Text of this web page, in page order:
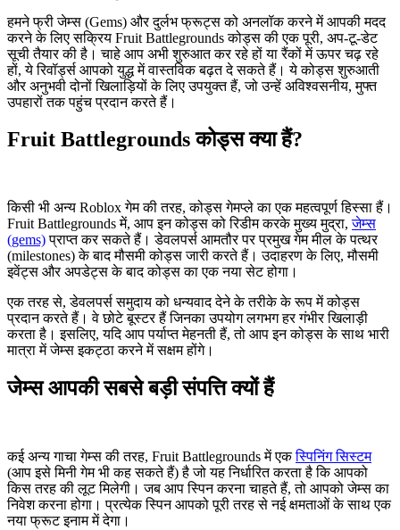
हमने फ्री जेम्स (Gems) और दुर्लभ फ्रूट्स को अनलॉक करने में आपकी मदद
करने के लिए सक्रिय Fruit Battlegrounds कोड्स की एक पूरी, अप-टू-डेट
सूची तैयार की है। चाहे आप अभी शुरुआत कर रहे हों या रैंकों में ऊपर चढ़ रहे
हों, ये रिवॉर्ड्स आपको युद्ध में वास्तविक बढ़त दे सकते हैं। ये कोड्स शुरुआती
और अनुभवी दोनों खिलाड़ियों के लिए उपयुक्त हैं, जो उन्हें अविश्वसनीय, मुफ्त
उपहारों तक पहुंच प्रदान करते हैं।
Fruit Battlegrounds कोड्स क्या हैं?
किसी भी अन्य Roblox गेम की तरह, कोड्स गेमप्ले का एक महत्वपूर्ण हिस्सा हैं।
Fruit Battlegrounds में, आप इन कोड्स को रिडीम करके मुख्य मुद्रा,जेम्स
(gems)प्राप्त कर सकते हैं। डेवलपर्स आमतौर पर प्रमुख गेम मील के पत्थर
(milestones) के बाद मौसमी कोड्स जारी करते हैं। उदाहरण के लिए, मौसमी
इवेंट्स और अपडेट्स के बाद कोड्स का एक नया सेट होगा।
एक तरह से, डेवलपर्स समुदाय को धन्यवाद देने के तरीके के रूप में कोड्स
प्रदान करते हैं। वे छोटे बूस्टर हैं जिनका उपयोग लगभग हर गंभीर खिलाड़ी
करता है। इसलिए, यदि आप पर्याप्त मेहनती हैं, तो आप इन कोड्स के साथ भारी
मात्रा में जेम्स इकट्ठा करने में सक्षम होंगे।
जेम्स आपकी सबसे बड़ी संपत्ति क्यों हैं
कई अन्य गाचा गेम्स की तरह, Fruit Battlegrounds में एकस्पिनिंग सिस्टम
(आप इसे मिनी गेम भी कह सकते हैं) है जो यह निर्धारित करता है कि आपको
किस तरह की लूट मिलेगी। जब आप स्पिन करना चाहते हैं, तो आपको जेम्स का
निवेश करना होगा। प्रत्येक स्पिन आपको पूरी तरह से नई क्षमताओं के साथ एक
नया फ्रूट इनाम में देगा।